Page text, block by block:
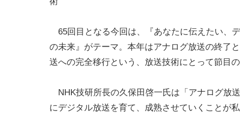
65回目となる今回は、『あなたに伝えたい、
の未来』がテーマ。本年はアナログ放送の終了
送への完全移行という、放送技術にとって節目の
NHK技研所長の久保田啓一氏は「アナログ放
にデジタル放送を育て、成熟させていくことが